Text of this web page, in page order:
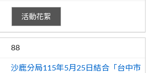
活動花絮
88
沙鹿分局115年5月25日結合「台中市